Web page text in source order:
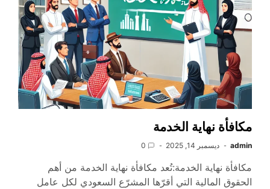
مكافأة نهاية الخدمة
admin ديسمبر 14, 2025 0
مكافأة نهاية الخدمة:تُعد مكافأة نهاية الخدمة من أهم
الحقوق المالية التي أقرّها المشرّع السعودي لكل عامل